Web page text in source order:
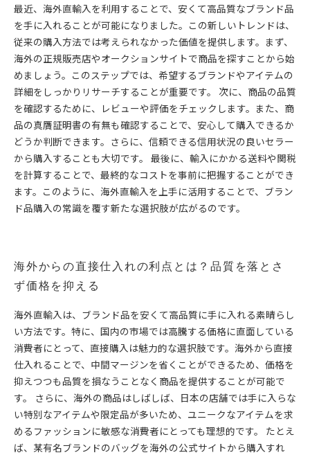
最近、海外直輸入を利用することで、安くて高品質なブランド品
を手に入れることが可能になりました。この新しいトレンドは、
従来の購入方法では考えられなかった価値を提供します。まず、
海外の正規販売店やオークションサイトで商品を探すことから始
めましょう。このステップでは、希望するブランドやアイテムの
詳細をしっかりリサーチすることが重要です。 次に、商品の品質
を確認するために、レビューや評価をチェックします。また、商
品の真贋証明書の有無も確認することで、安心して購入できるか
どうか判断できます。さらに、信頼できる信用状況の良いセラー
から購入することも大切です。 最後に、輸入にかかる送料や関税
を計算することで、最終的なコストを事前に把握することができ
ます。このように、海外直輸入を上手に活用することで、ブラン
ド品購入の常識を覆す新たな選択肢が広がるのです。
海外からの直接仕入れの利点とは？品質を落とさ
ず価格を抑える
海外直輸入は、ブランド品を安くて高品質に手に入れる素晴らし
い方法です。特に、国内の市場では高騰する価格に直面している
消費者にとって、直接購入は魅力的な選択肢です。海外から直接
仕入れることで、中間マージンを省くことができるため、価格を
抑えつつも品質を損なうことなく商品を提供することが可能で
す。 さらに、海外の商品はしばしば、日本の店舗では手に入らな
い特別なアイテムや限定品が多いため、ユニークなアイテムを求
めるファッションに敏感な消費者にとっても理想的です。 たとえ
ば、某有名ブランドのバッグを海外の公式サイトから購入すれ